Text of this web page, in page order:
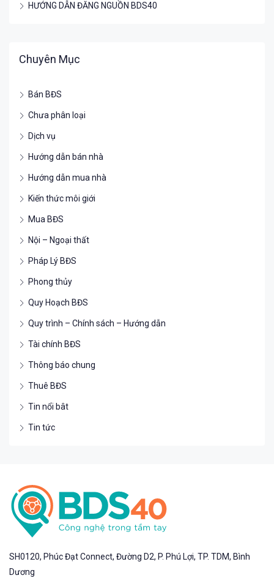
HƯỚNG DẪN ĐĂNG NGUỒN BDS40
Chuyên Mục
Bán BĐS
Chưa phân loại
Dịch vụ
Hướng dẫn bán nhà
Hướng dẫn mua nhà
Kiến thức môi giới
Mua BĐS
Nội – Ngoại thất
Pháp Lý BĐS
Phong thủy
Quy Hoạch BĐS
Quy trình – Chính sách – Hướng dẫn
Tài chính BĐS
Thông báo chung
Thuê BĐS
Tin nổi bât
Tin tức
SH0120, Phúc Đạt Connect, Đường D2, P. Phú Lợi, TP. TDM, Bình
Dương